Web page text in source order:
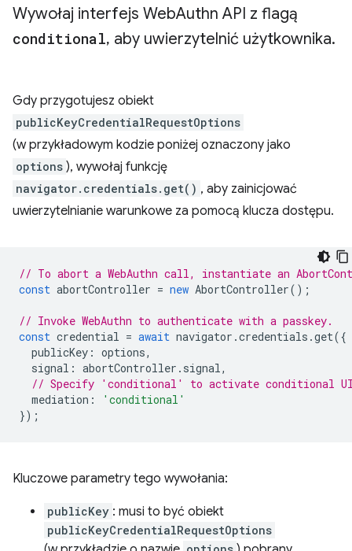
Wywołaj interfejs WebAuthn API z flagą
conditional, aby uwierzytelnić użytkownika.
Gdy przygotujesz obiekt
publicKeyCredentialRequestOptions
(w przykładowym kodzie poniżej oznaczony jako
options ), wywołaj funkcję
navigator.credentials.get() , aby zainicjować
uwierzytelnianie warunkowe za pomocą klucza dostępu.
// To abort a WebAuthn call, instantiate an
const abortController = new AbortController();
// Invoke WebAuthn to authenticate with a passkey.
const credential = await navigator .credentials .get({
publicKey : options,
signal : abortController . signal ,
// Specify 'conditional' to activate conditional
mediation :
'conditional'
});
Kluczowe parametry tego wywołania:
publicKey : musi to być obiekt
publicKeyCredentialRequestOptions